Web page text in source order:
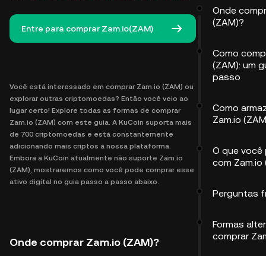
Entre para comprar Zam.io(ZAM)
Você está interessado em comprar Zam.io (ZAM) ou
explorar outras criptomoedas? Então você veio ao
lugar certo! Explore todas as formas de comprar
Zam.io (ZAM) com este guia. A KuCoin suporta mais
de 700 criptomoedas e está constantemente
adicionando mais criptos à nossa plataforma.
Embora a KuCoin atualmente não suporte Zam.io
(ZAM), mostraremos como você pode comprar esse
ativo digital no guia passo a passo abaixo.
Onde comprar Zam.io (ZAM)?
Onde
(ZAM)?
Como
(ZAM): um
passo
Como
Zam.io
O que
com Zam.io
Perguntas
Formas
comprar